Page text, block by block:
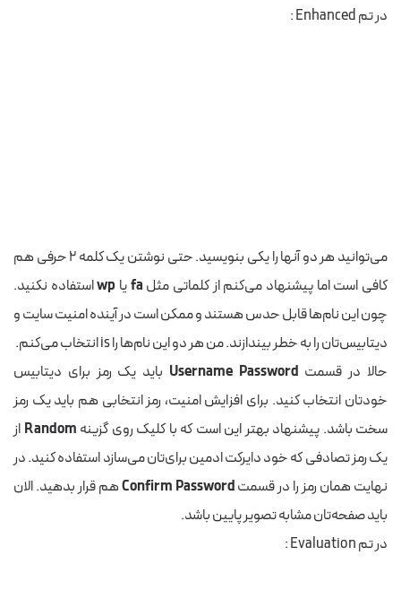
در تم Enhanced :
می‌توانید هر دو آنها را یکی بنویسید. حتی نوشتن یک کلمه ۲ حرفی هم
کافی است اما پیشنهاد می‌کنم از کلماتی مثل faیا wpاستفاده نکنید.
چون این نام‌ها قابل حدس هستند و ممکن است در آینده امنیت سایت و
دیتابیس‌تان را به خطر بیندازند. من هر دو این نام‌ها را is انتخاب می‌کنم.
حالا در قسمت Username Password باید یک رمز برای دیتابیس
خودتان انتخاب کنید. برای افزایش امنیت، رمز انتخابی هم باید یک رمز
سخت باشد. پیشنهاد بهتر این است که با کلیک روی گزینه Random از
یک رمز تصادفی که خود دایرکت ادمین برای‌تان می‌سازد استفاده کنید. در
نهایت همان رمز را در قسمتConfirm Passwordهم قرار بدهید. الان
باید صفحه‌تان مشابه تصویر پایین باشد.
در تم Evaluation :